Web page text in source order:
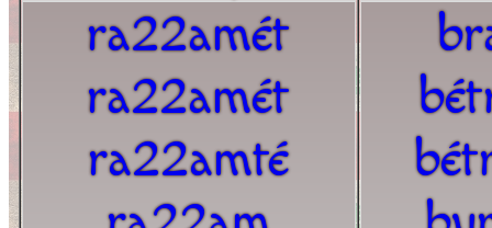
ra22amét
ra22amét
ra22amté